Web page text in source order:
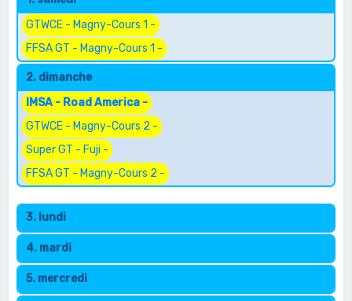
h
GTWCE - Magny-Cours 1 -
FFSA GT - Magny-Cours 1 -
2. dimanche
IMSA - Road America -
GTWCE - Magny-Cours 2 -
Super GT - Fuji -
FFSA GT - Magny-Cours 2 -
3. lundi
4. mardi
5. mercredi